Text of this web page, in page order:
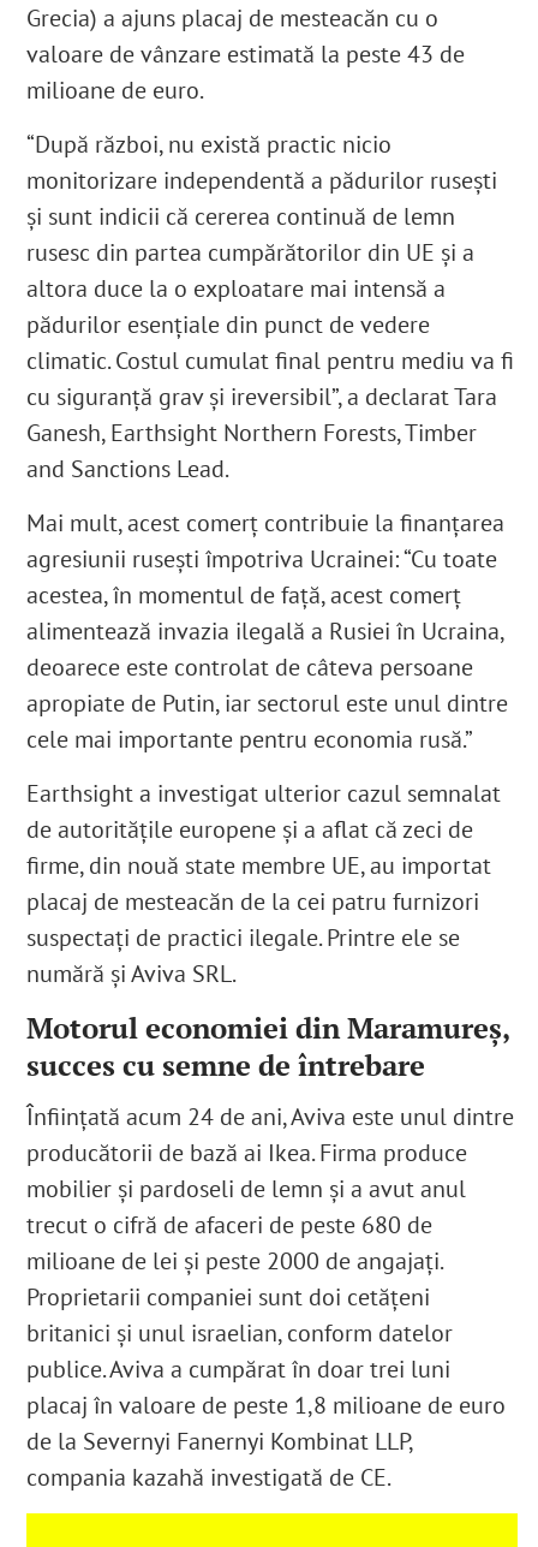
Grecia) a ajuns placaj de mesteacăn cu o
valoare de vânzare estimată la peste 43 de
milioane de euro.
“După război, nu există practic nicio
monitorizare independentă a pădurilor rusești
și sunt indicii că cererea continuă de lemn
rusesc din partea cumpărătorilor din UE și a
altora duce la o exploatare mai intensă a
pădurilor esențiale din punct de vedere
climatic. Costul cumulat final pentru mediu va fi
cu siguranță grav și ireversibil”, a declarat Tara
Ganesh, Earthsight Northern Forests, Timber
and Sanctions Lead.
Mai mult, acest comerț contribuie la finanțarea
agresiunii rusești împotriva Ucrainei: “Cu toate
acestea, în momentul de față, acest comerț
alimentează invazia ilegală a Rusiei în Ucraina,
deoarece este controlat de câteva persoane
apropiate de Putin, iar sectorul este unul dintre
cele mai importante pentru economia rusă.”
Earthsight a investigat ulterior cazul semnalat
de autoritățile europene și a aflat că zeci de
firme, din nouă state membre UE, au importat
placaj de mesteacăn de la cei patru furnizori
suspectați de practici ilegale. Printre ele se
numără și Aviva SRL.
Motorul economiei din Maramureș,
succes cu semne de întrebare
Înființată acum 24 de ani,Aviva este unul dintre
producătorii de bază ai Ikea. Firma produce
mobilier și pardoseli de lemn și a avut anul
trecut o cifră de afaceri de peste 680 de
milioane de lei și peste 2000 de angajați.
Proprietarii companiei sunt doi cetățeni
britanici și unul israelian, conform datelor
publice.Aviva a cumpărat în doar trei luni
placaj în valoare de peste 1,8 milioane de euro
de la Severnyi Fanernyi Kombinat LLP,
compania kazahă investigată de CE.